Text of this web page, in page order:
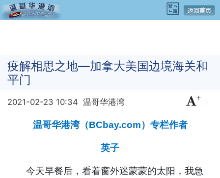
疫解相思之地—加拿大美国边境海关和
平门
2021-02-23 10:34 温哥华港湾 +
温哥华港湾（BCbay.com）专栏作者
英子
今天早餐后，看着窗外迷蒙蒙的太阳，我急